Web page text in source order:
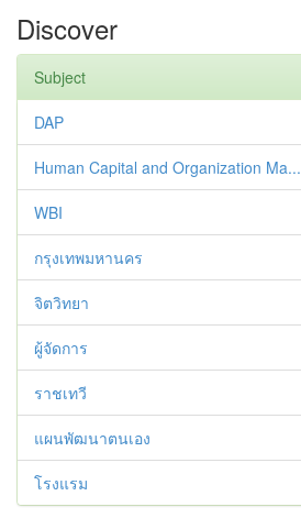
Discover
Subject
DAP
Human Capital and Organization Ma...
WBI
กรุงเทพมหานคร
จิตวิทยา
ผู้จัดการ
ราชเทวี
แผนพัฒนาตนเอง
โรงแรม